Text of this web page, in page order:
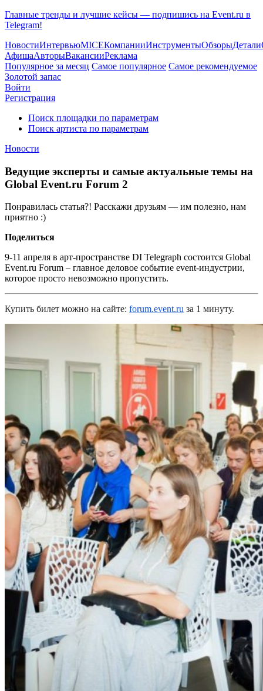
Главные тренды и лучшие кейсы — подпишись на Event.ru в
Telegram!
НовостиИнтервьюMICEКомпанииИнструментыОбзорыДетали
АфишаАвторыВакансииРеклама
Популярное за месяц Самое популярное Самое рекомендуемое
Золотой запас
Войти
Регистрация
Поиск площадки по параметрам
Поиск артиста по параметрам
Новости
Ведущие эксперты и самые актуальные темы на
Global Event.ru Forum 2
Понравилась статья?! Расскажи друзьям — им полезно, нам
приятно :)
Поделиться
9-11 апреля в арт-пространстве DI Telegraph состоится Global
Event.ru Forum – главное деловое событие event-индустрии,
которое просто невозможно пропустить.
Купить билет можно на сайте: forum.event.ru за 1 минуту.